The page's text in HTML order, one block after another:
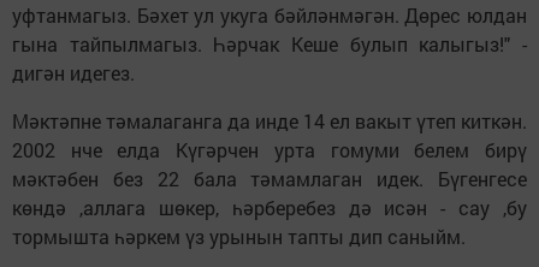
уфтанмагыз. Бәхет ул укуга бәйләнмәгән. Дөрес юлдан
гына тайпылмагыз. Һәрчак Кеше булып калыгыз!" -
дигән идегез.
Мәктәпне тәмалаганга да инде 14 ел вакыт үтеп киткән.
2002 нче елда Күгәрчен урта гомуми белем бирү
мәктәбен без 22 бала тәмамлаган идек. Бүгенгесе
көндә ,аллага шөкер, һәрберебез дә исән - сау ,бу
тормышта һәркем үз урынын тапты дип саныйм.